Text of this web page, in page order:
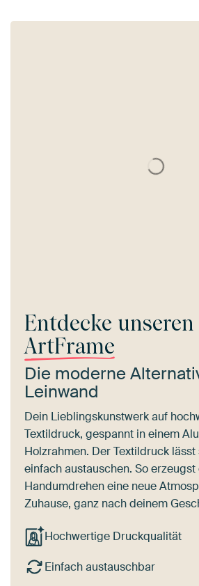
Entdecke unseren
ArtFrame
Die moderne
Leinwand
Dein Lieblingskunstwerk auf
Textildruck, gespannt in einem
Holzrahmen. Der Textildruck
einfach austauschen. So erzeugst
Handumdrehen eine neue
Zuhause, ganz nach deinem
Hochwertige Druckqualität
Einfach austauschbar